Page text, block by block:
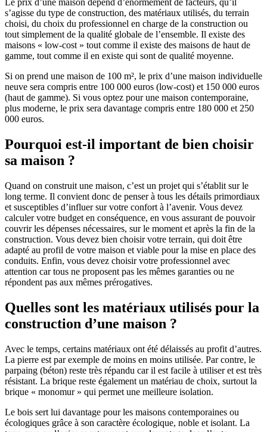
Le prix d’une maison dépend d’énormément de facteurs, qu’il
s’agisse du type de construction, des matériaux utilisés, du terrain
choisi, du choix du professionnel en charge de la construction ou
tout simplement de la qualité globale de l’ensemble. Il existe des
maisons « low-cost » tout comme il existe des maisons de haut de
gamme, tout comme il en existe qui sont de qualité moyenne.
Si on prend une maison de 100 m², le prix d’une maison individuelle
neuve sera compris entre 100 000 euros (low-cost) et 150 000 euros
(haut de gamme). Si vous optez pour une maison contemporaine,
plus moderne, le prix sera davantage compris entre 180 000 et 250
000 euros.
Pourquoi est-il important de bien choisir
sa maison ?
Quand on construit une maison, c’est un projet qui s’établit sur le
long terme. Il convient donc de penser à tous les détails primordiaux
et susceptibles d’influer sur votre confort à l’avenir. Vous devez
calculer votre budget en conséquence, en vous assurant de pouvoir
couvrir les dépenses nécessaires, sur le moment et après la fin de la
construction. Vous devez bien choisir votre terrain, qui doit être
adapté au profil de votre maison et viable pour la mise en place des
conduits. Enfin, vous devez choisir votre professionnel avec
attention car tous ne proposent pas les mêmes garanties ou ne
répondent pas aux mêmes prérogatives.
Quelles sont les matériaux utilisés pour la
construction d’une maison ?
Avec le temps, certains matériaux ont été délaissés au profit d’autres.
La pierre est par exemple de moins en moins utilisée. Par contre, le
parpaing (béton) reste très répandu car il est facile à utiliser et est très
résistant. La brique reste également un matériau de choix, surtout la
brique « monomur » qui permet une meilleure isolation.
Le bois sert lui davantage pour les maisons contemporaines ou
écologiques grâce à son caractère écologique, noble et isolant. La